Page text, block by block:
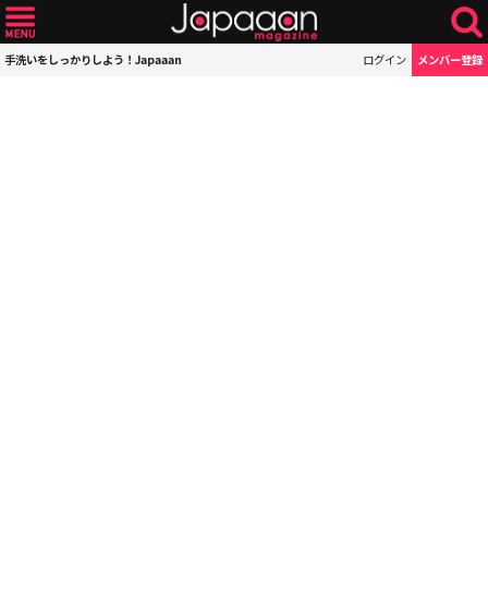
手洗いをしっかりしよう！Japaaan ログイン メンバー登録